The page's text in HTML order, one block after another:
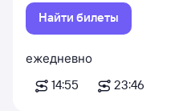
Найти билеты
ежедневно
14:55
23:46